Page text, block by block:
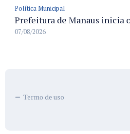
Política Municipal
07/08/2026
Termo de uso